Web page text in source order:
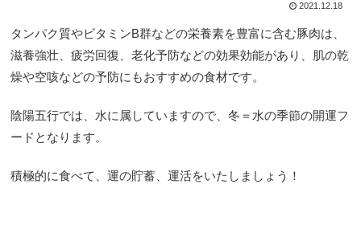
2021.12.18
タンパク質やビタミンB群などの栄養素を豊富に含む豚肉は、
滋養強壮、疲労回復、老化予防などの効果効能があり、肌の乾
燥や空咳などの予防にもおすすめの食材です。
陰陽五行では、水に属していますので、冬＝水の季節の開運フ
ードとなります。
積極的に食べて、運の貯蓄、運活をいたしましょう！